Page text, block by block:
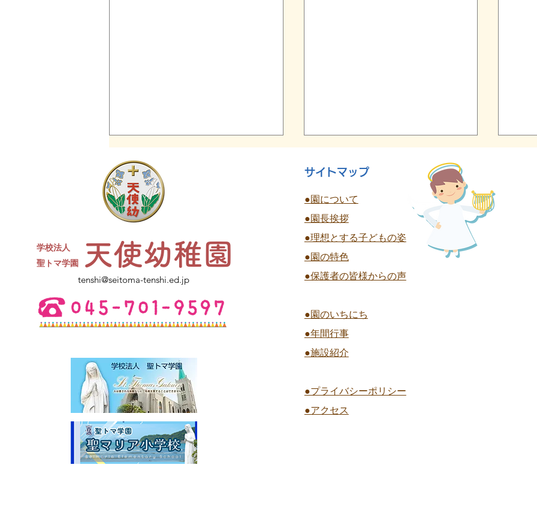
同窓会について
現４年生対象の天使幼稚園卒園生
同窓会を開催します。 たくさん
のお友達、先生が参加予定です✨
スをご用意します。水筒、上履
き、コップをお持ちください。
ご不明点は幼稚園にお電話くださ
い。 皆さまとお会いできること
を楽しみにしています。
夏祭り 全学年
終
天使幼稚園
学校法人
​聖トマ学園
tenshi@seitoma-tenshi.ed.jp
サイトマップ
●園について
●園長挨拶
●理想とする子どもの姿
●園の特色
●保護者の皆様からの声
●園のいちにち
●年間行事
●施設紹介
●プライバシーポリシー
●アクセス